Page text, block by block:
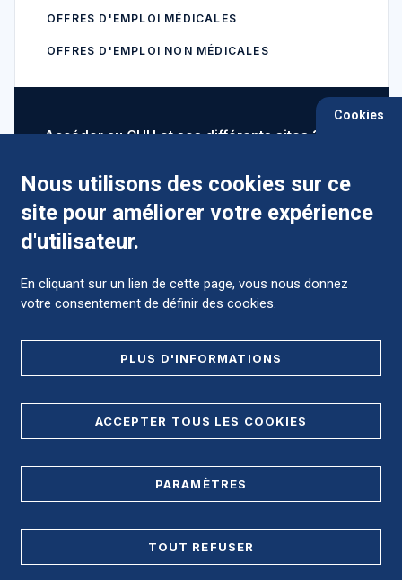
OFFRES D'EMPLOI MÉDICALES
OFFRES D'EMPLOI NON MÉDICALES
Accéder au CHU et ses différents sites ?
Comment préparer mon hospitalisation ?
PLAN DE SITE
Cookies
Nous utilisons des cookies sur ce
site pour améliorer votre expérience
d'utilisateur.
En cliquant sur un lien de cette page, vous nous donnez
votre consentement de définir des cookies.
PLUS D'INFORMATIONS
ACCEPTER TOUS LES COOKIES
PARAMÈTRES
TOUT REFUSER